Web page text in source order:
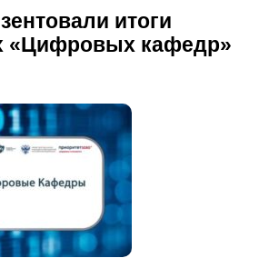
итоги
«Цифровых кафедр»